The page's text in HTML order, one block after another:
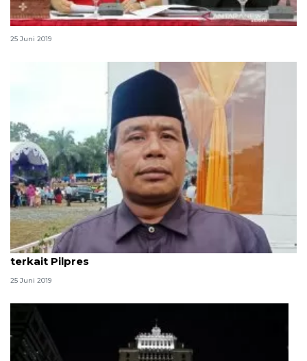
Gubernur Bali ajak masyarakat hormati putusan MK
25 Juni 2019
Ulama minta warga Aceh terima keputusan MK
terkait Pilpres
25 Juni 2019